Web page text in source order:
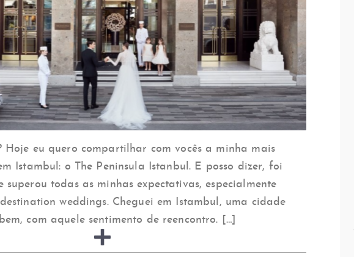
Hoje eu quero compartilhar com vocês a minha mais
Istambul: o The Peninsula Istanbul. E posso dizer, foi
superou todas as minhas expectativas, especialmente
weddings. Cheguei em Istambul, uma cidade
com aquele sentimento de reencontro. […]